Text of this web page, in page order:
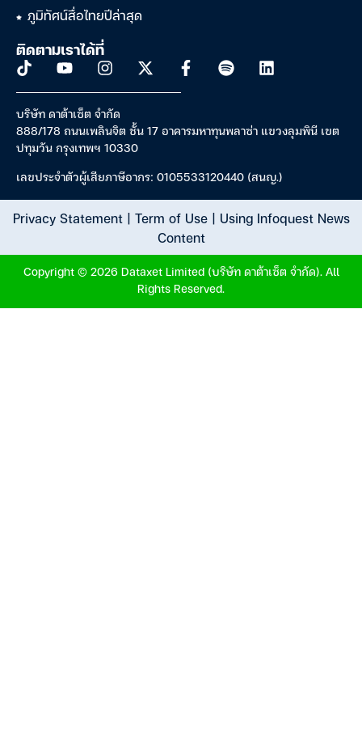
ภูมิทัศน์สื่อไทยปีล่าสุด
ติดตามเราได้ที่
บริษัท ดาต้าเซ็ต จำกัด
888/178 ถนนเพลินจิต ชั้น 17 อาคารมหาทุนพลาซ่า แขวงลุมพินี เขต
ปทุมวัน กรุงเทพฯ 10330
เลขประจำตัวผู้เสียภาษีอากร: 0105533120440 (สนญ.)
Privacy Statement| Term of Use| Using Infoquest News
Content
Copyright © 2026 Dataxet Limited (บริษัท ดาต้าเซ็ต จำกัด). All
Rights Reserved.